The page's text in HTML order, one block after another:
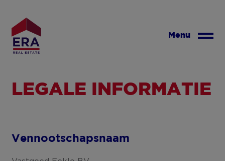
inhoud
Menu
LEGALE INFORMATIE
Vennootschapsnaam